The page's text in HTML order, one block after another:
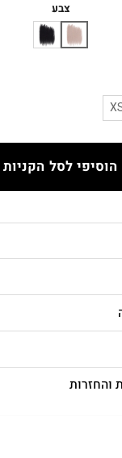
צבע
הוסיפי לסל הקניות
והחזרות